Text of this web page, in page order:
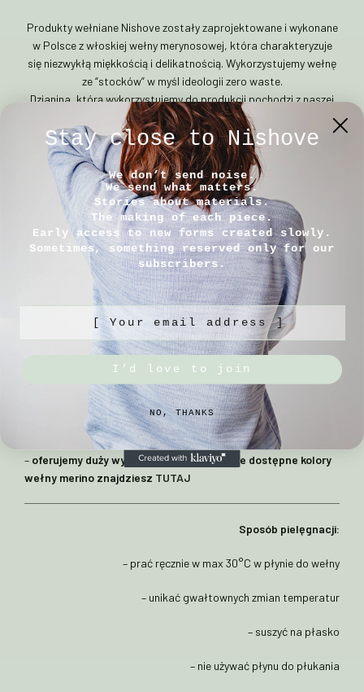
Produkty wełniane Nishove zostały zaprojektowane i wykonane
w Polsce z włoskiej wełny merynosowej, która charakteryzuje
się niezwykłą miękkością i delikatnością. Wykorzystujemy wełnę
ze “stocków” w myśl ideologii zero waste.
Dzianina, którą wykorzystujemy do produkcji pochodzi z naszej
własnej dziewiarni!
PRODUKT POLSKI!
Charakterystyka:
– czapka dziecięca z wełny merino
– dostępne trzy rozmiary
– wykonana ze starannie dobranej, najlepszej jakości przędzy
– dzianina o gramaturze 300g
– uroczy design z uszkami misia
– podwójna warstwa dzianiny na wysokości czoła i uszu
– oferujemy duży wybór kolorów – aktualnie dostępne kolory
wełny merino znajdziesz TUTAJ
Sposób pielęgnacji:
– prać ręcznie w max 30°C w płynie do wełny
– unikać gwałtownych zmian temperatur
– suszyć na płasko
– nie używać płynu do płukania
Stay close to Nishove
We don’t send noise.
We send what matters.
Stories about materials.
The making of each piece.
Early access to new forms created slowly.
Sometimes, something reserved only for our
subscribers.
[ Your email address ]
I’d love to join
NO, THANKS